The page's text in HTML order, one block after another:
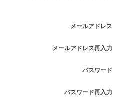
メールアドレス
メールアドレス再入力
パスワード
パスワード再入力